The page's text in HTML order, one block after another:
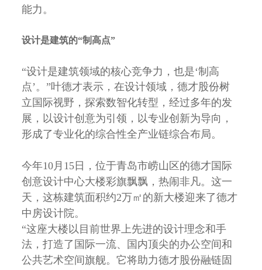
能力。
设计是建筑的“制高点”
“设计是建筑领域的核心竞争力，也是‘制高
点’。”叶德才表示，在设计领域，德才股份树
立国际视野，探索数智化转型，经过多年的发
展，以设计创意为引领，以专业创新为导向，
形成了专业化的综合性全产业链综合布局。
今年10月15日，位于青岛市崂山区的德才国际
创意设计中心大楼彩旗飘飘，热闹非凡。这一
天，这栋建筑面积约2万㎡的新大楼迎来了德才
中房设计院。
“这座大楼以目前世界上先进的设计理念和手
法，打造了国际一流、国内顶尖的办公空间和
公共艺术空间旗舰。它将助力德才股份融链固